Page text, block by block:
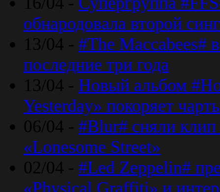
обнародовала второй
13/04 - #The Maccabees#
последние три года
13/04 - Новый альбом
Yesterday» покоряет
06/04 - #Blur# сняли клип
«Lonesome Street»
02/04 - #Led Zeppelin#